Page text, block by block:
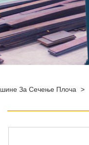
За Сечење Плоча >